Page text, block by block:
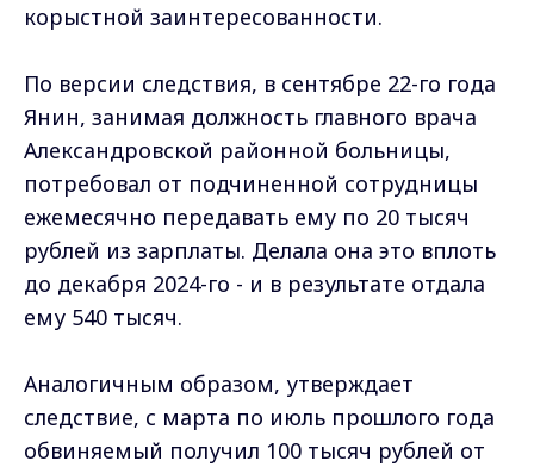
корыстной заинтересованности.
По версии следствия, в сентябре 22-го года
Янин, занимая должность главного врача
Александровской районной больницы,
потребовал от подчиненной сотрудницы
ежемесячно передавать ему по 20 тысяч
рублей из зарплаты. Делала она это вплоть
до декабря 2024-го - и в результате отдала
ему 540 тысяч.
Аналогичным образом, утверждает
следствие, с марта по июль прошлого года
обвиняемый получил 100 тысяч рублей от